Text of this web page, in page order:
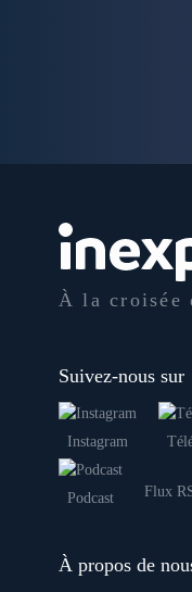
À la croisée
Suivez-nous sur
Instagram
Podcast Flux
À propos de